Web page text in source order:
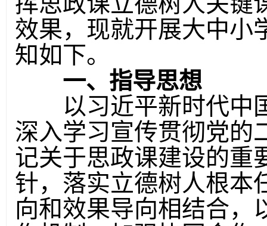
效果，现就开展大中小
知如下。
一、指导思想
以习近平新时代中
深入学习宣传贯彻党的
记关于思政课建设的重
针，落实立德树人根本
向和效果导向相结合，